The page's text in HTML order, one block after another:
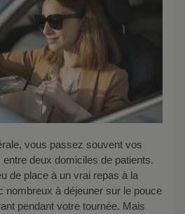
deux domiciles de patients.
de place à un vrai repas à la
nombreux à déjeuner sur le pouce
pendant votre tournée. Mais